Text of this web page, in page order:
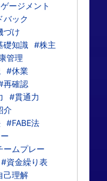
ージメント
バック
づけ
礎知識 #株主
管理
#休業
再確認
#貫通力
介
#FABE法
ームプレー
#資金繰り表
己理解